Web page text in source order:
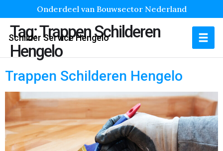
Onderdeel van Bouwsector Nederland
Schilder Service Hengelo
Tag:Trappen Schilderen
Hengelo
Trappen Schilderen Hengelo